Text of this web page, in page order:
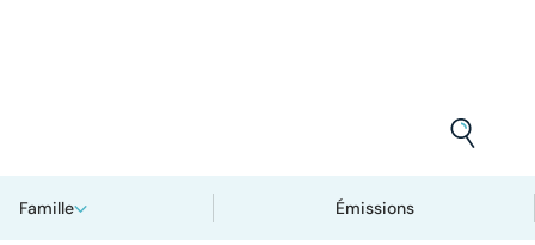
Famille Émissions